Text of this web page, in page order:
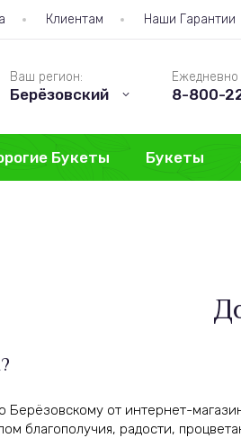
Клиентам Наши Гарантии
Ваш регион:
Берёзовский 8-800-
Букеты Букеты
в
Берёзовскому от интернет-
благополучия, радости,